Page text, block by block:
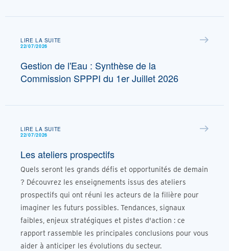
LIRE LA SUITE
22/07/2026
Gestion de l'Eau : Synthèse de la
Commission SPPPI du 1er Juillet 2026
LIRE LA SUITE
22/07/2026
Les ateliers prospectifs
Quels seront les grands défis et opportunités de demain
? Découvrez les enseignements issus des ateliers
prospectifs qui ont réuni les acteurs de la filière pour
imaginer les futurs possibles. Tendances, signaux
faibles, enjeux stratégiques et pistes d'action : ce
rapport rassemble les principales conclusions pour vous
aider à anticiper les évolutions du secteur.